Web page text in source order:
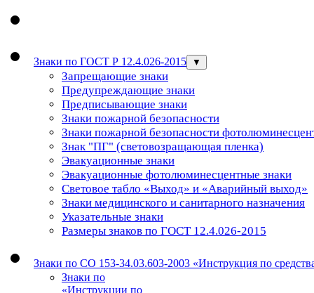
Знаки по ГОСТ Р 12.4.026-2015 ▼
Запрещающие знаки
Предупреждающие знаки
Предписывающие знаки
Знаки пожарной безопасности
Знаки пожарной безопасности
Знак "ПГ" (световозращающая пленка)
Эвакуационные знаки
Эвакуационные фотолюминесцентные знаки
Световое табло «Выход» и «Аварийный выход»
Знаки медицинского и санитарного назначения
Указательные знаки
Размеры знаков по ГОСТ 12.4.026-2015
Знаки по СО 153-34.03.603-2003 «Инструкция по
Знаки по
«Инструкции по